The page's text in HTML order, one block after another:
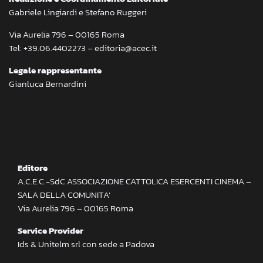
Gabriele Lingiardi e Stefano Ruggeri
Via Aurelia 796 – 00165 Roma
Tel: +39.06.4402273 – editoria@acec.it
Legale rappresentante
Gianluca Bernardini
Editore
A.C.E.C.-SdC ASSOCIAZIONE CATTOLICA ESERCENTI CINEMA –
SALA DELLA COMUNITA’
Via Aurelia 796 – 00165 Roma
Service Provider
Ids & Unitelm srl con sede a Padova